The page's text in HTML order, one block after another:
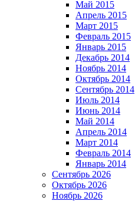
Май 2015
Апрель 2015
Март 2015
Февраль 2015
Январь 2015
Декабрь 2014
Ноябрь 2014
Октябрь 2014
Сентябрь 2014
Июль 2014
Июнь 2014
Май 2014
Апрель 2014
Март 2014
Февраль 2014
Январь 2014
Сентябрь 2026
Октябрь 2026
Ноябрь 2026